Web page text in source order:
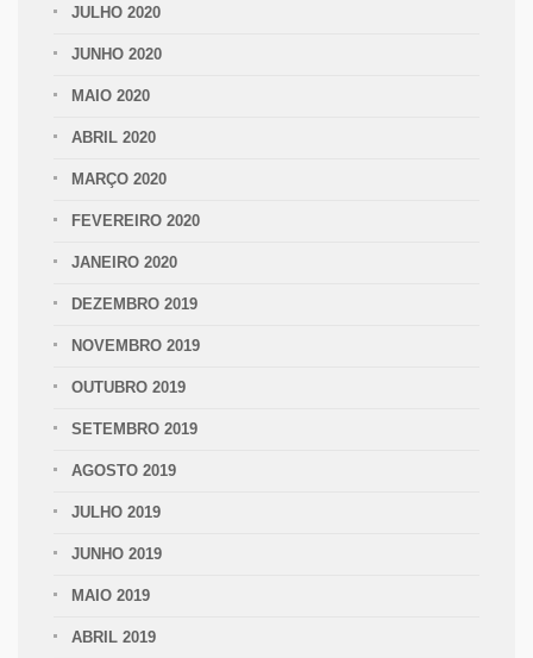
JULHO 2020
JUNHO 2020
MAIO 2020
ABRIL 2020
MARÇO 2020
FEVEREIRO 2020
JANEIRO 2020
DEZEMBRO 2019
NOVEMBRO 2019
OUTUBRO 2019
SETEMBRO 2019
AGOSTO 2019
JULHO 2019
JUNHO 2019
MAIO 2019
ABRIL 2019